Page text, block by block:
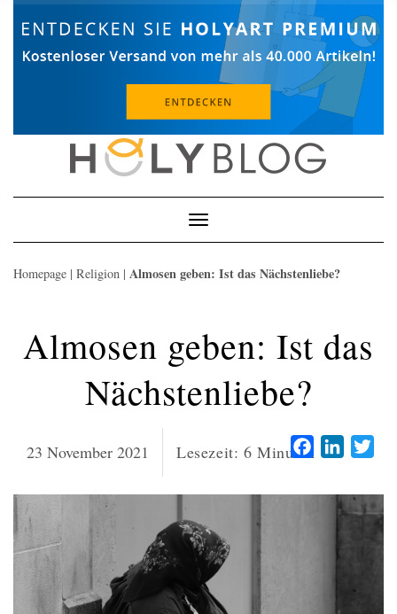
Toggle
Navigation
Homepage | Religion | Almosen geben: Ist das Nächstenliebe?
Almosen geben: Ist das
Nächstenliebe?
23 November 2021 Lesezeit: 6 Minuten Facebook